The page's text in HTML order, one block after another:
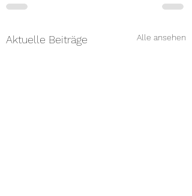
Aktuelle Beiträge Alle ansehen